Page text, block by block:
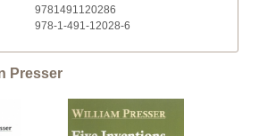
9781491120286
978-1-491-12028-6
Presser